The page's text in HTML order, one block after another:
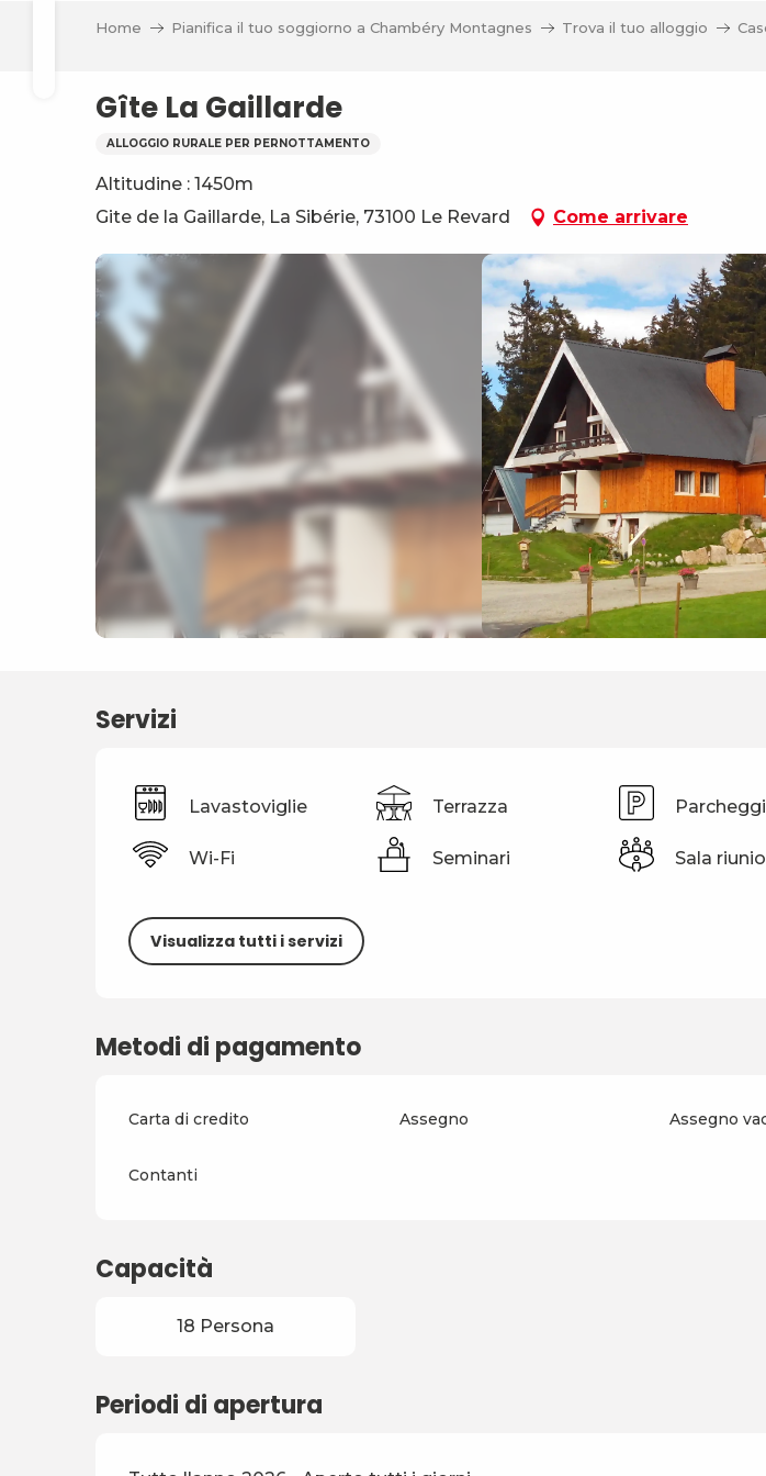
Home Pianifica il tuo soggiorno a Chambéry Montagnes Trova il tuo alloggio
Gîte La Gaillarde
ALLOGGIO RURALE PER PERNOTTAMENTO
Altitudine : 1450m
Gite de la Gaillarde, La Sibérie, 73100 Le Revard
Come arrivare
Servizi
Lavastoviglie Terrazza
Wi-Fi Seminari Sala
Visualizza tutti i servizi
Metodi di pagamento
Carta di credito Assegno Assegno
Contanti
Capacità
18 Persona
Periodi di apertura